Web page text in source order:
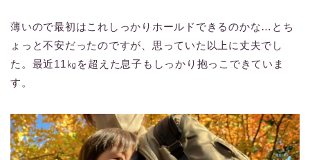
薄いので最初はこれしっかりホールドできるのかな…とち
ょっと不安だったのですが、思っていた以上に丈夫でし
た。最近11㎏を超えた息子もしっかり抱っこできていま
す。